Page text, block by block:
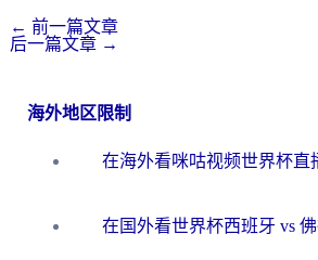
← 前一篇文章
后一篇文章 →
海外地区限制